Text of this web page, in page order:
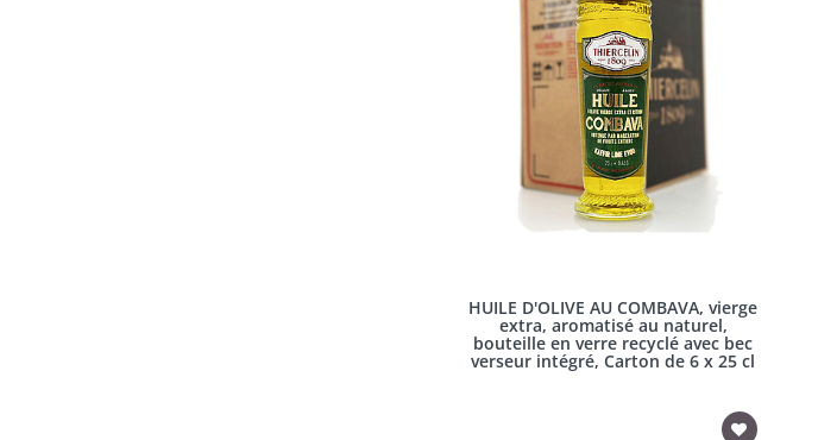
HUILE D'OLIVE AU COMBAVA, vierge
extra, aromatisé au naturel,
bouteille en verre recyclé avec bec
verseur intégré, Carton de 6 x 25 cl